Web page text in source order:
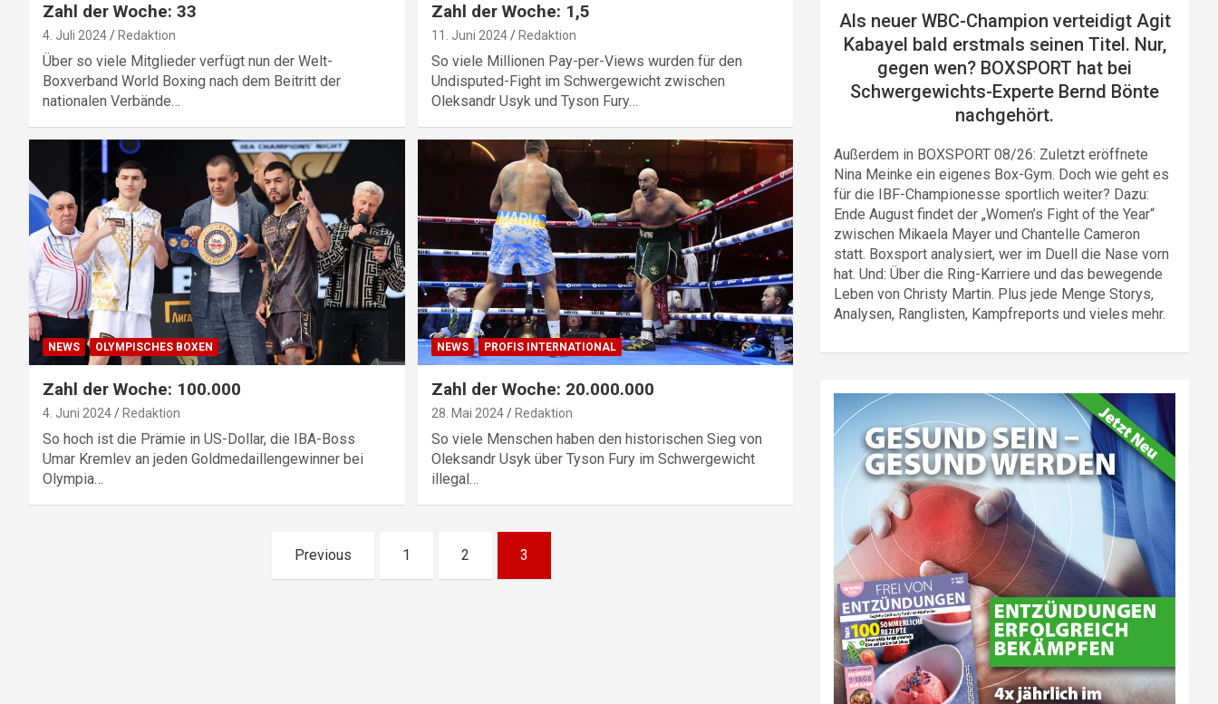
Zahl der Woche: 33
4. Juli 2024 Redaktion
Über so viele Mitglieder verfügt nun der Welt-
Boxverband World Boxing nach dem Beitritt der
nationalen Verbände…
Zahl der Woche: 1,5
11. Juni 2024 Redaktion
So viele Millionen Pay-per-Views wurden für den
Undisputed-Fight im Schwergewicht zwischen
Oleksandr Usyk und Tyson Fury…
NEWS OLYMPISCHES BOXEN
Zahl der Woche: 100.000
4. Juni 2024 Redaktion
So hoch ist die Prämie in US-Dollar, die IBA-Boss
Umar Kremlev an jeden Goldmedaillengewinner bei
Olympia…
NEWS PROFIS INTERNATIONAL
Zahl der Woche: 20.000.000
28. Mai 2024 Redaktion
So viele Menschen haben den historischen Sieg von
Oleksandr Usyk über Tyson Fury im Schwergewicht
illegal…
SeitennummerierungPrevious 1 2 3
Als neuer WBC-Champion verteidigt Agit
Kabayel bald erstmals seinen Titel. Nur,
gegen wen? BOXSPORT hat bei
Schwergewichts-Experte Bernd Bönte
nachgehört.
Außerdem in BOXSPORT 08/26: Zuletzt eröffnete
Nina Meinke ein eigenes Box-Gym. Doch wie geht es
für die IBF-Championesse sportlich weiter? Dazu:
Ende August findet der „Women’s Fight of the Year“
zwischen Mikaela Mayer und Chantelle Cameron
statt. Boxsport analysiert, wer im Duell die Nase vorn
hat. Und: Über die Ring-Karriere und das bewegende
Leben von Christy Martin. Plus jede Menge Storys,
Analysen, Ranglisten, Kampfreports und vieles mehr.